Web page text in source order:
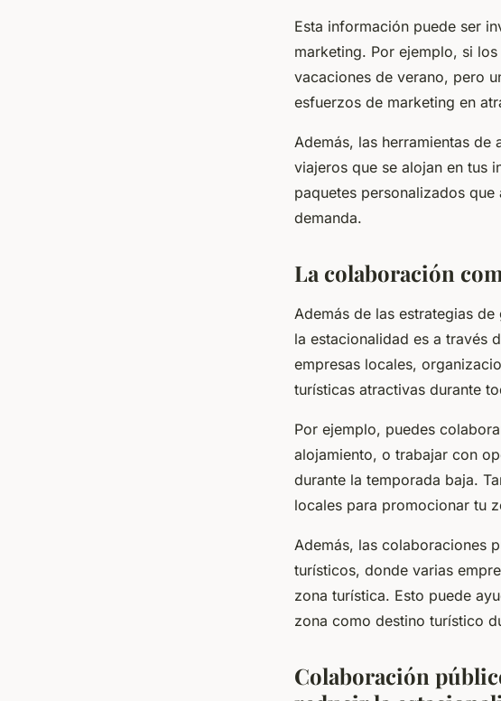
Esta información puede ser
marketing. Por ejemplo, si
vacaciones de verano, pero
esfuerzos de marketing en
Además, las herramientas
viajeros que se alojan en tus
paquetes personalizados
demanda.
La colaboración
Además de las estrategias
la estacionalidad es a través
empresas locales,
turísticas atractivas durante
Por ejemplo, puedes
alojamiento, o trabajar con
durante la temporada baja.
locales para promocionar tu
Además, las colaboraciones
turísticos, donde varias
zona turística. Esto puede
zona como destino turístico
Colaboración